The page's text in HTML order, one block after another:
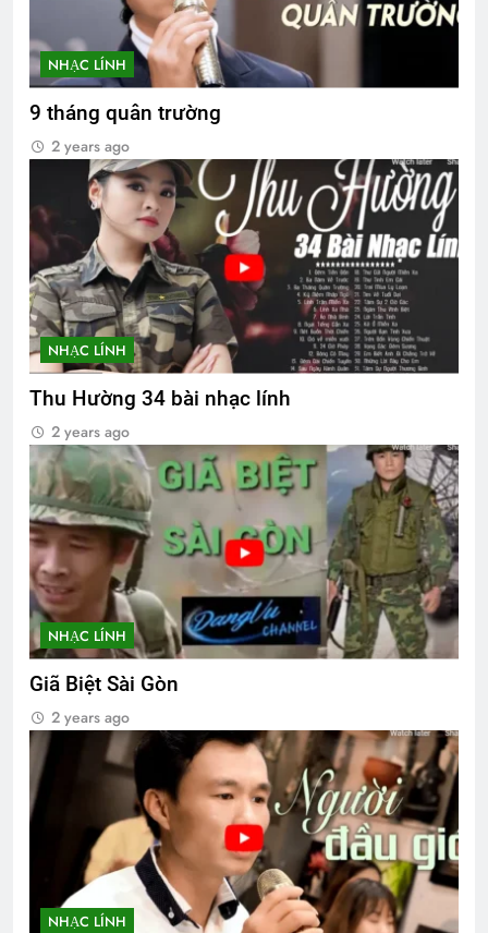
NHẠC LÍNH
9 tháng quân trường
2 years ago
NHẠC LÍNH
Thu Hường 34 bài nhạc lính
2 years ago
NHẠC LÍNH
Giã Biệt Sài Gòn
2 years ago
NHẠC LÍNH